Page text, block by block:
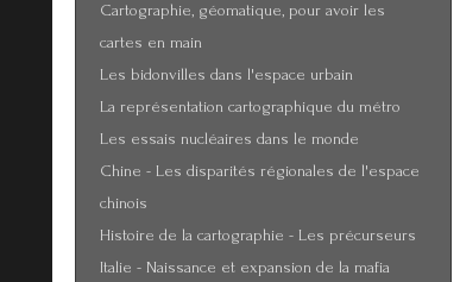
Cartographie, géomatique, pour avoir les
cartes en main
Les bidonvilles dans l'espace urbain
La représentation cartographique du métro
Les essais nucléaires dans le monde
Chine - Les disparités régionales de l'espace
chinois
Histoire de la cartographie - Les précurseurs
Italie - Naissance et expansion de la mafia